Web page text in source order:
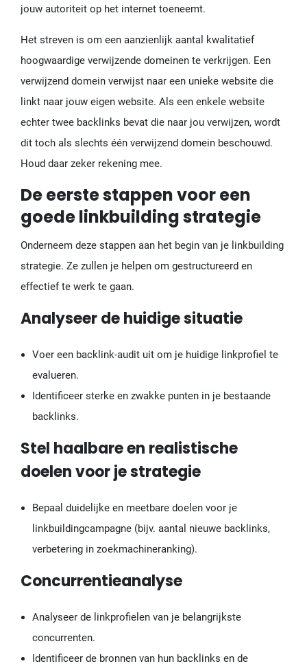
jouw autoriteit op het internet toeneemt.
Het streven is om een aanzienlijk aantal kwalitatief
hoogwaardige verwijzende domeinen te verkrijgen. Een
verwijzend domein verwijst naar een unieke website die
linkt naar jouw eigen website. Als een enkele website
echter twee backlinks bevat die naar jou verwijzen, wordt
dit toch als slechts één verwijzend domein beschouwd.
Houd daar zeker rekening mee.
De eerste stappen voor een
goede linkbuilding strategie
Onderneem deze stappen aan het begin van je linkbuilding
strategie. Ze zullen je helpen om gestructureerd en
effectief te werk te gaan.
Analyseer de huidige situatie
Voer een backlink-audit uit om je huidige linkprofiel te
evalueren.
Identificeer sterke en zwakke punten in je bestaande
backlinks.
Stel haalbare en realistische
doelen voor je strategie
Bepaal duidelijke en meetbare doelen voor je
linkbuildingcampagne (bijv. aantal nieuwe backlinks,
verbetering in zoekmachineranking).
Concurrentieanalyse
Analyseer de linkprofielen van je belangrijkste
concurrenten.
Identificeer de bronnen van hun backlinks en de